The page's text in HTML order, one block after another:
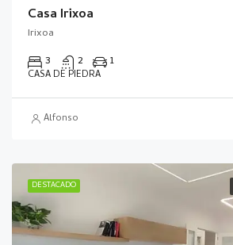
Casa Irixoa
Irixoa
3 2 1
CASA DE PIEDRA
Alfonso
DESTACADO